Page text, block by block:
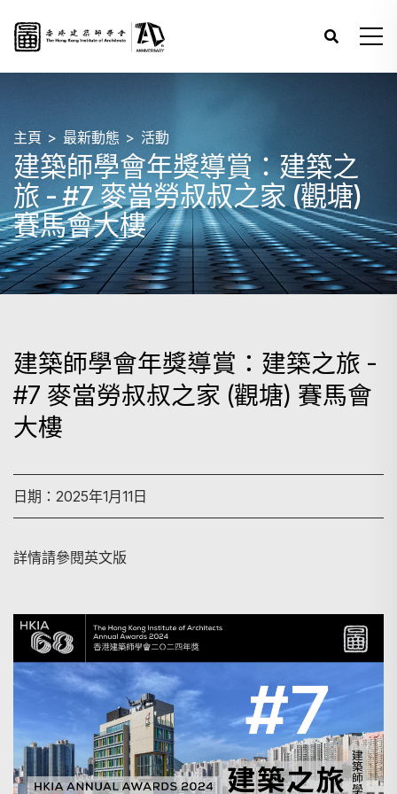
主頁 最新動態 活動
建築師學會年獎導賞：建築之
旅 - #7 麥當勞叔叔之家 (觀塘)
賽馬會大樓
建築師學會年獎導賞：建築之旅 -
#7 麥當勞叔叔之家 (觀塘) 賽馬會
大樓
日期：2025年1月11日
詳情請參閱英文版